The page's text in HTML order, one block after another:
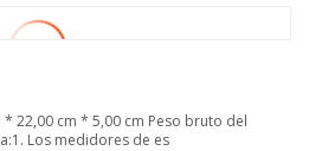
22,00 cm * 5,00 cm Peso bruto del
paquete 1.500 kg Característica:1. Los medidores de es